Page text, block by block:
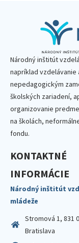
Národný inštitút
napríklad
nepedagogickým
školských zariadení,
organizovanie
na školách,
fondu.
KONTAKTNÉ
INFORMÁCIE
Národný inštitút
mládeže
Stromová 1, 831
Bratislava